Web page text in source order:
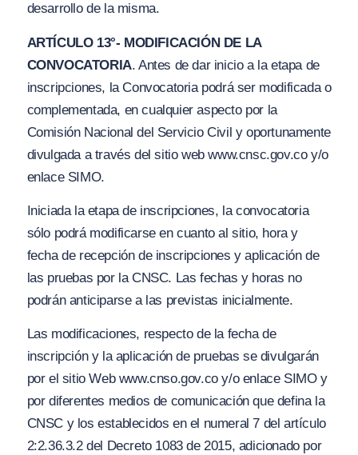
desarrollo de la misma.
ARTÍCULO 13°- MODIFICACIÓN DE LA
CONVOCATORIA. Antes de dar inicio a la etapa de
inscripciones, la Convocatoria podrá ser modificada o
complementada, en cualquier aspecto por la
Comisión Nacional del Servicio Civil y oportunamente
divulgada a través del sitio webwww.cnsc.gov.coy/o
enlace SIMO.
Iniciada la etapa de inscripciones, la convocatoria
sólo podrá modificarse en cuanto al sitio, hora y
fecha de recepción de inscripciones y aplicación de
las pruebas por la CNSC. Las fechas y horas no
podrán anticiparse a las previstas inicialmente.
Las modificaciones, respecto de la fecha de
inscripción y la aplicación de pruebas se divulgarán
por el sitio Web www.cnso.gov.co y/o enlace SIMO y
por diferentes medios de comunicación que defina la
CNSC y los establecidos en el numeral 7 del artículo
2:2.36.3.2 del Decreto 1083 de 2015, adicionado por